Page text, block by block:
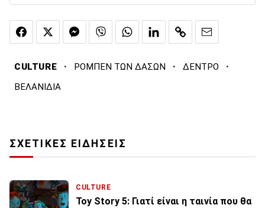
CULTURE · ΡΟΜΠΕΝ ΤΩΝ ΔΑΣΩΝ · ΔΕΝΤΡΟ ·
ΒΕΛΑΝΙΔΙΑ
ΣΧΕΤΙΚΕΣ ΕΙΔΗΣΕΙΣ
CULTURE
Toy Story 5: Γιατί είναι η ταινία που θα